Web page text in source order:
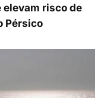
elevam risco de
Pérsico